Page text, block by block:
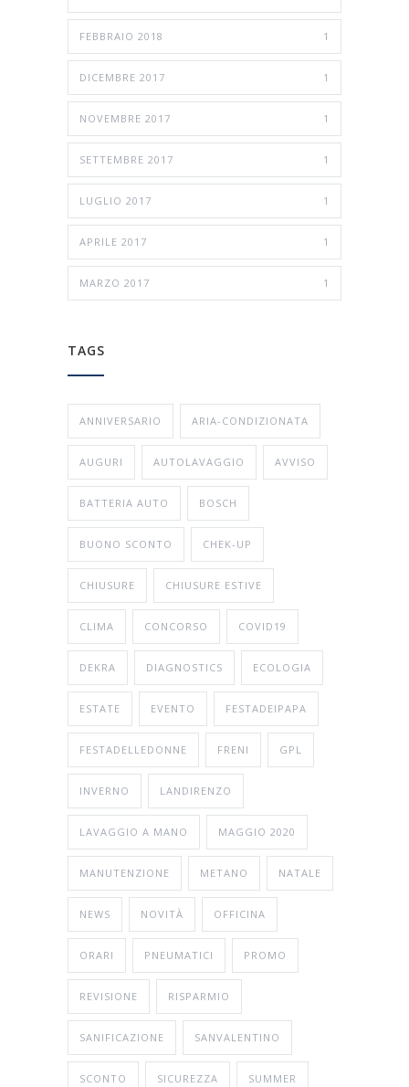
FEBBRAIO 2018 1
DICEMBRE 2017 1
NOVEMBRE 2017 1
SETTEMBRE 2017 1
LUGLIO 2017 1
APRILE 2017 1
MARZO 2017 1
TAGS
ANNIVERSARIO ARIA-CONDIZIONATA
AUGURI AUTOLAVAGGIO AVVISO
BATTERIA AUTO BOSCH
BUONO SCONTO CHEK-UP
CHIUSURE CHIUSURE ESTIVE
CLIMA CONCORSO COVID19
DEKRA DIAGNOSTICS ECOLOGIA
ESTATE EVENTO FESTADEIPAPA
FESTADELLEDONNE FRENI GPL
INVERNO LANDIRENZO
LAVAGGIO A MANO MAGGIO 2020
MANUTENZIONE METANO NATALE
NEWS NOVITÀ OFFICINA
ORARI PNEUMATICI PROMO
REVISIONE RISPARMIO
SANIFICAZIONE SANVALENTINO
SCONTO SICUREZZA SUMMER